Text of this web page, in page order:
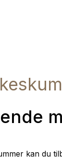
kan du